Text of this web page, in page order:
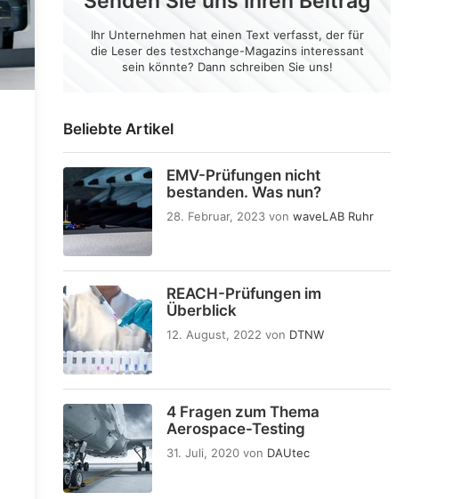
Beliebte Artikel
EMV-Prüfungen nicht
bestanden. Was nun?
28. Februar, 2023 von waveLAB Ruhr
REACH-Prüfungen im
Überblick
12. August, 2022 von DTNW
4 Fragen zum Thema
Aerospace-Testing
31. Juli, 2020 von DAUtec
Ihr Unternehmen hat einen Text verfasst, der für
die Leser des testxchange-Magazins interessant
sein könnte? Dann schreiben Sie uns!